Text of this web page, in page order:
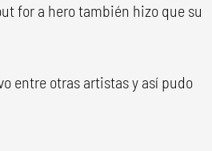
for a hero también hizo que su
entre otras artistas y así pudo